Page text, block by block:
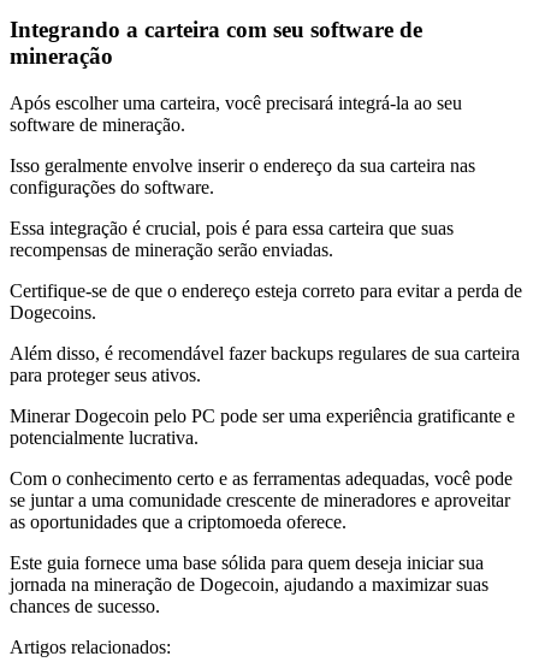
Integrando a carteira com seu software de
mineração
Após escolher uma carteira, você precisará integrá-la ao seu
software de mineração.
Isso geralmente envolve inserir o endereço da sua carteira nas
configurações do software.
Essa integração é crucial, pois é para essa carteira que suas
recompensas de mineração serão enviadas.
Certifique-se de que o endereço esteja correto para evitar a perda de
Dogecoins.
Além disso, é recomendável fazer backups regulares de sua carteira
para proteger seus ativos.
Minerar Dogecoin pelo PC pode ser uma experiência gratificante e
potencialmente lucrativa.
Com o conhecimento certo e as ferramentas adequadas, você pode
se juntar a uma comunidade crescente de mineradores e aproveitar
as oportunidades que a criptomoeda oferece.
Este guia fornece uma base sólida para quem deseja iniciar sua
jornada na mineração de Dogecoin, ajudando a maximizar suas
chances de sucesso.
Artigos relacionados: